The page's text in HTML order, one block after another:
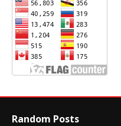
Random Posts